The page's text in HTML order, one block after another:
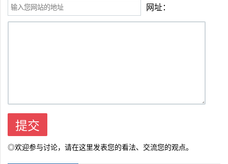
网址：
◎欢迎参与讨论，请在这里发表您的看法、交流您的观点。